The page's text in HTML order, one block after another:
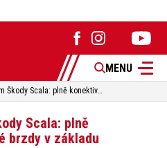
MENU
Poprvé za volantem Škody Scala: plně konektivní, ale bubnové brzdy v základu
Scala: plně
brzdy v základu